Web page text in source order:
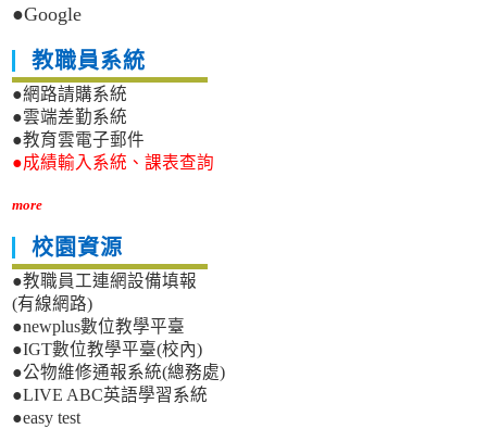
●Google
教職員系統
●網路請購系統
●雲端差勤系統
●教育雲電子郵件
●成績輸入系統、課表查詢
more
校園資源
●教職員工連網設備填報
(有線網路)
●newplus數位教學平臺
●IGT數位教學平臺(校內)
●公物維修通報系統(總務處)
●LIVE ABC英語學習系統
●easy test